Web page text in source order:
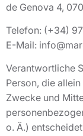
de Genova 4,
Telefon: (+34)
E-Mail:
Verantwortliche
Person, die
Zwecke und
o. Ä.)